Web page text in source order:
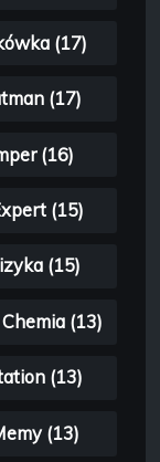
(17)
(17)
(16)
(15)
(15)
Chemia (13)
(13)
(13)